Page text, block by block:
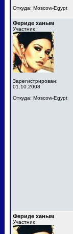
Откуда: Moscow-Egypt
Фериде ханым
Участник
Зарегистрирован:
01.10.2008
Откуда: Moscow-Egypt
Фериде ханым
Участник